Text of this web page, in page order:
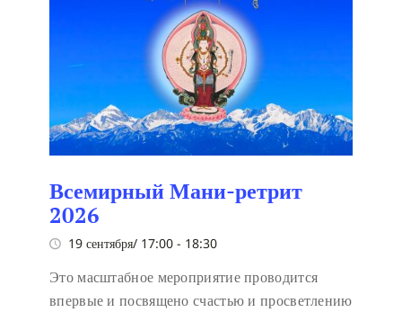
Всемирный Мани-ретрит
2026
19 сентября/ 17:00 - 18:30
Это масштабное мероприятие проводится
впервые и посвящено счастью и просветлению